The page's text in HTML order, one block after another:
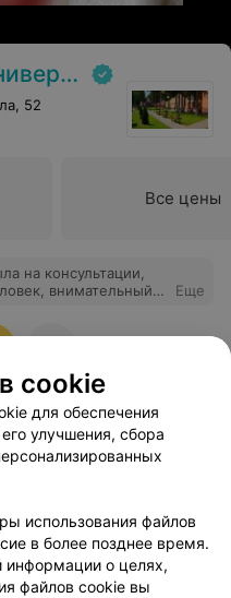
клиника
52
Все цены
на консультации,
внимательный и
и без всякого
Еще
cookie
для обеспечения
улучшения, сбора
использования файлов
в более позднее время.
информации о целях,
файлов cookie вы